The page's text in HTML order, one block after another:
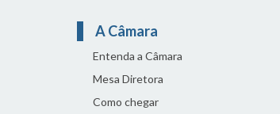
A Câmara
Entenda a Câmara
Mesa Diretora
Como chegar